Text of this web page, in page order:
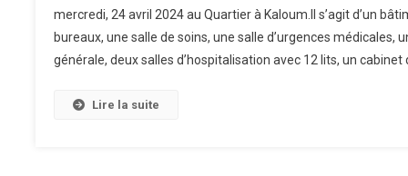
mercredi, 24 avril 2024 au Quartier à Kaloum.Il s’agit d’un
bureaux, une salle de soins, une salle d’urgences médicales,
générale, deux salles d’hospitalisation avec 12 lits, un
Lire la suite